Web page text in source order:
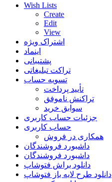
Wish Lists
Create
Edit
View
اشتراک ویژه
اینماد
پشتیبانی
تراکت تبلیغاتی
تسویه حساب
تأیید پرداخت
تراکنش ناموفق
سوابق خرید
جزئیات حساب کاربری
حساب کاربری
همکاری در فروش
داشبورد فروشندگان
داشبورد فروشندگان
دانلود براش فتوشاپ
دانلود طرح لایه باز فتوشاپ